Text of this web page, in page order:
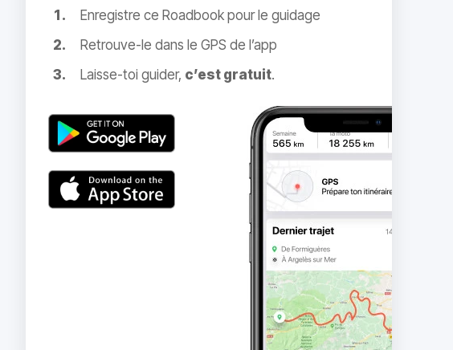
Enregistre ce Roadbook pour le guidage
Retrouve-le dans le GPS de l’app
Laisse-toi guider, c’est gratuit.